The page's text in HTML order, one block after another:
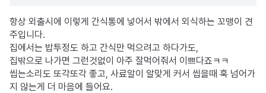
항상 외출시에 이렇게 간식통에 넣어서 밖에서 외식하는 꼬맹이 견
주입니다.
집에서는 밥투정도 하고 간식만 먹으려고 하다가도,
집밖으로 나가면 그런것없이 아주 잘먹어줘서 이쁘다죠ㅋㅋ
씹는소리도 또각또각 좋고, 사료알이 알맞게 커서 씹을때 훅 넘어가
지 않는게 더 마음에 들어요.